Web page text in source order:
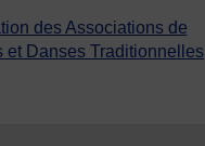
des Associations de
et Danses Traditionnelles